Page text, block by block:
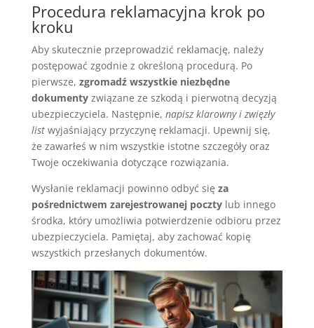
Procedura reklamacyjna krok po
kroku
Aby skutecznie przeprowadzić reklamację, należy
postępować zgodnie z określoną procedurą. Po
pierwsze, zgromadź wszystkie niezbędne
dokumentyzwiązane ze szkodą i pierwotną decyzją
ubezpieczyciela. Następnie, napisz klarowny i zwięzły
listwyjaśniający przyczynę reklamacji. Upewnij się,
że zawarłeś w nim wszystkie istotne szczegóły oraz
Twoje oczekiwania dotyczące rozwiązania.
Wysłanie reklamacji powinno odbyć się za
pośrednictwem zarejestrowanej pocztylub innego
środka, który umożliwia potwierdzenie odbioru przez
ubezpieczyciela. Pamiętaj, aby zachować kopię
wszystkich przesłanych dokumentów.